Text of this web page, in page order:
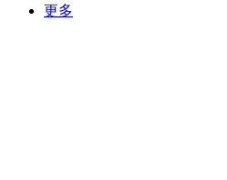
更多